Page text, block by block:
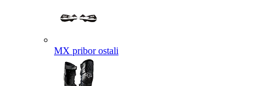
MX pribor ostali